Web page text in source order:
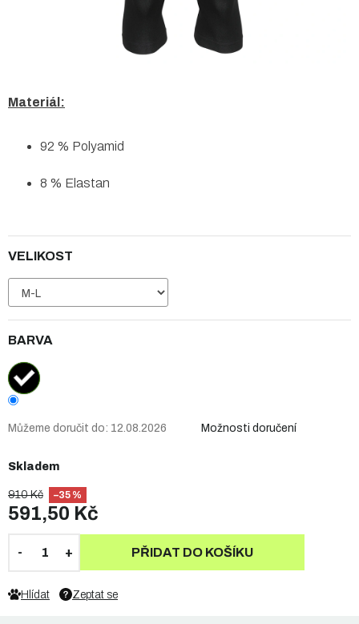
910 Kč –35 %
591,50 Kč
Skladem
VELIKOST
BARVA
Můžeme doručit do: 12.08.2026 Možnosti doručení
PŘIDAT DO KOŠÍKU
Materiál:
92 % Polyamid
8 % Elastan
Zeptat se
Hlídat